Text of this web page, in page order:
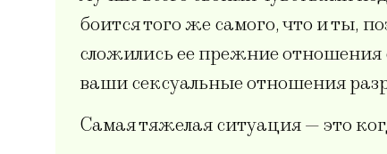
боится того же самого, что и ты,
сложились ее прежние
ваши сексуальные отношения
Самая тяжелая ситуация — это